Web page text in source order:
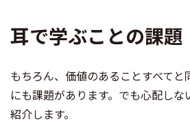
耳で学ぶことの課題
もちろん、価値のあることすべて
にも課題があります。でも心配しな
紹介します。